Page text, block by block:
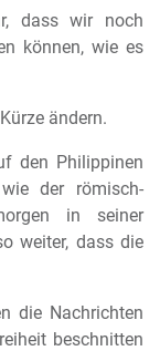
dass wir noch
können, wie es
ändern.
den Philippinen
der römisch-
in seiner
weiter, dass die
die Nachrichten
beschnitten